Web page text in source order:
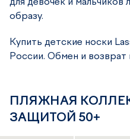
для девочек и
образу.
Купить детские носки
России. Обмен и возврат
ПЛЯЖНАЯ
ЗАЩИТОЙ 50+